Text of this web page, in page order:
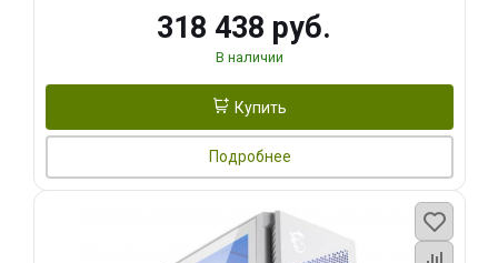
318 438 руб.
В наличии
Купить
Подробнее